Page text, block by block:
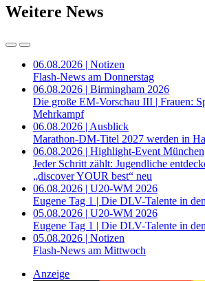
Weitere News
06.08.2026 | Notizen
Flash-News am Donnerstag
06.08.2026 | Birmingham 2026
Die große EM-Vorschau III | Frauen:
Mehrkampf
06.08.2026 | Ausblick
Marathon-DM-Titel 2027 werden in
06.08.2026 | Highlight-Event München
Jeder Schritt zählt: Jugendliche
„discover YOUR best“ neu
06.08.2026 | U20-WM 2026
Eugene Tag 1 | Die DLV-Talente in
05.08.2026 | U20-WM 2026
Eugene Tag 1 | Die DLV-Talente in
05.08.2026 | Notizen
Flash-News am Mittwoch
Anzeige